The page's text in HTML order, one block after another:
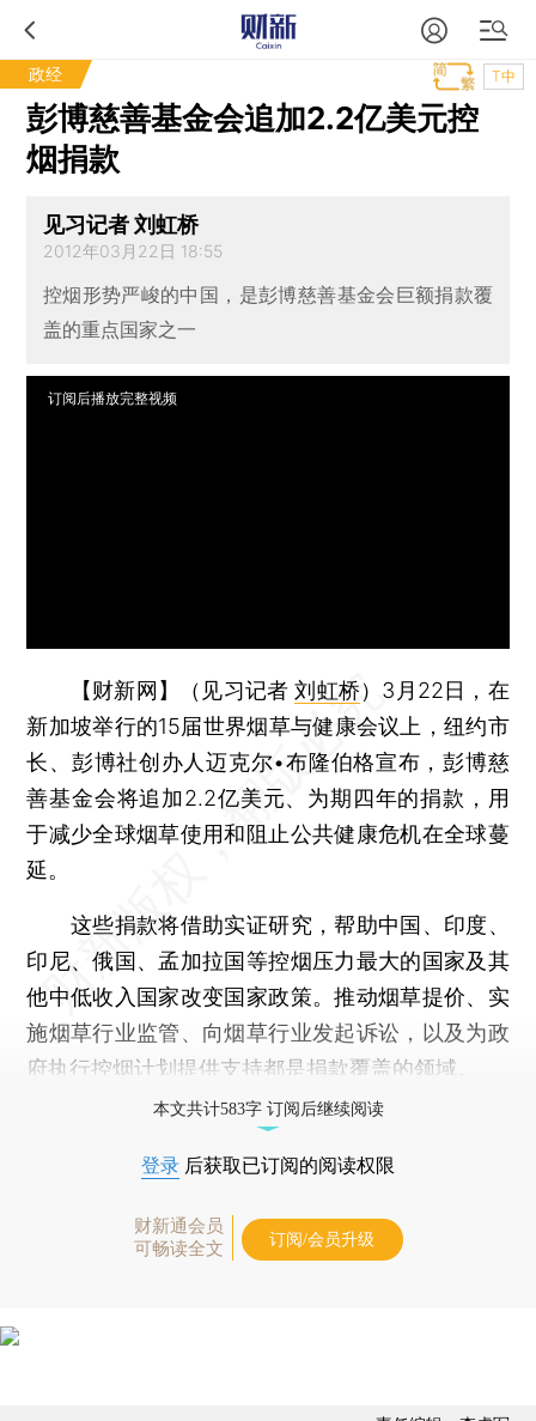
政经 T中
彭博慈善基金会追加2.2亿美元控
烟捐款
见习记者 刘虹桥
2012年03月22日 18:55
控烟形势严峻的中国，是彭博慈善基金会巨额捐款覆
盖的重点国家之一
订阅后播放完整视频
【财新网】（见习记者刘虹桥） 3月22日，在
新加坡举行的15届世界烟草与健康会议上，纽约市
长、彭博社创办人迈克尔•布隆伯格宣布，彭博慈
善基金会将追加2.2亿美元、为期四年的捐款，用
于减少全球烟草使用和阻止公共健康危机在全球蔓
延。
这些捐款将借助实证研究，帮助中国、印度、
印尼、俄国、孟加拉国等控烟压力最大的国家及其
他中低收入国家改变国家政策。推动烟草提价、实
施烟草行业监管、向烟草行业发起诉讼，以及为政
府执行控烟计划提供支持都是捐款覆盖的领域。
本文共计583字 订阅后继续阅读
登录 后获取已订阅的阅读权限
财新通会员
可畅读全文
订阅/会员升级